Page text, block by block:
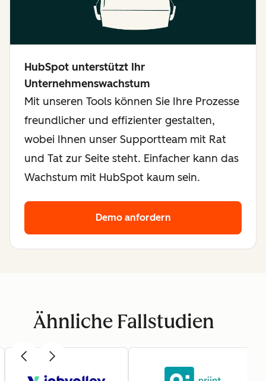
HubSpot unterstützt Ihr
Unternehmenswachstum
Mit unseren Tools können Sie Ihre Prozesse
freundlicher und effizienter gestalten,
wobei Ihnen unser Supportteam mit Rat
und Tat zur Seite steht. Einfacher kann das
Wachstum mit HubSpot kaum sein.
Demo anfordern
Ähnliche Fallstudien